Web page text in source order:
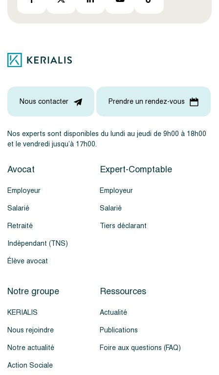
Nos experts sont disponibles du lundi au jeudi de 9h00 à 18h00
et le vendredi jusqu’à 17h00.
Nous contacter Prendre un rendez-vous
Avocat
Employeur
Salarié
Retraité
Indépendant (TNS)
Élève avocat
Expert-Comptable
Employeur
Salarié
Tiers déclarant
Notre groupe
KERIALIS
Nous rejoindre
Notre actualité
Action Sociale
Ressources
Actualité
Publications
Foire aux questions (FAQ)